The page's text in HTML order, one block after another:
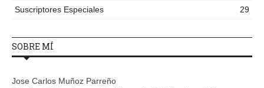
Suscriptores Especiales
29
SOBRE MÍ
Jose Carlos Muñoz Parreño